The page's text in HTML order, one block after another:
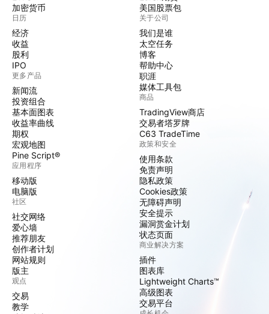
加密货币
日历
经济
收益
股利
IPO
更多产品
新闻流
投资组合
基本面图表
收益率曲线
期权
宏观地图
Pine Script®
应用程序
移动版
电脑版
社区
社交网络
爱心墙
推荐朋友
创作者计划
网站规则
版主
观点
交易
教学
美国股票包
关于公司
我们是谁
太空任务
博客
帮助中心
职涯
媒体工具包
商品
TradingView商店
交易者塔罗牌
C63 TradeTime
政策和安全
使用条款
免责声明
隐私政策
Cookies政策
无障碍声明
安全提示
漏洞赏金计划
状态页面
商业解决方案
插件
图表库
Lightweight Charts™
高级图表
交易平台